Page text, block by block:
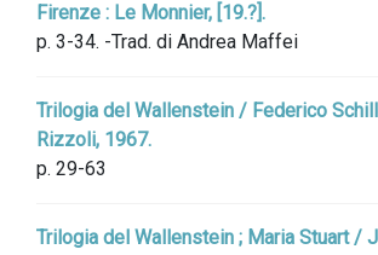
Firenze : Le Monnier, [19.?].
p. 3-34. -Trad. di Andrea Maffei
Trilogia del Wallenstein / Federico
Rizzoli, 1967.
p. 29-63
Trilogia del Wallenstein ; Maria Stuart /